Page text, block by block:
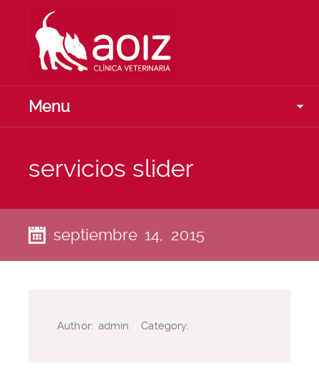
Menu
servicios slider
septiembre 14, 2015
Author:admin |Category: